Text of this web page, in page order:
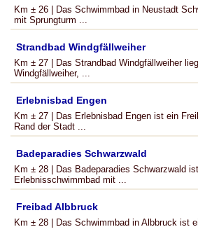
Km ± 26 | Das Schwimmbad in Neustadt
mit Sprungturm ...
Strandbad Windgfällweiher
Km ± 27 | Das Strandbad Windgfällweiher
Windgfällweiher, ...
Erlebnisbad Engen
Km ± 27 | Das Erlebnisbad Engen ist ein
Rand der Stadt ...
Badeparadies Schwarzwald
Km ± 28 | Das Badeparadies Schwarzwald
Erlebnisschwimmbad mit ...
Freibad Albbruck
Km ± 28 | Das Schwimmbad in Albbruck ist